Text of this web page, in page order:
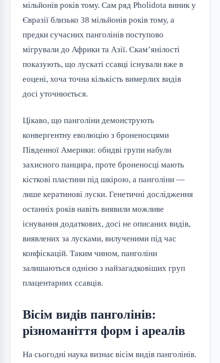
мільйонів років тому. Сам ряд Pholidota виник у
Євразії близько 38 мільйонів років тому, а
предки сучасних панголінів поступово
мігрували до Африки та Азії. Скам’янілості
показують, що лускаті ссавці існували вже в
еоцені, хоча точна кількість вимерлих видів
досі уточнюється.
Цікаво, що панголіни демонструють
конвергентну еволюцію з броненосцями
Південної Америки: обидві групи набули
захисного панцира, проте броненосці мають
кісткові пластини під шкірою, а панголіни —
лише кератинові луски. Генетичні дослідження
останніх років навіть виявили можливе
існування додаткових, досі не описаних видів,
виявлених за лусками, вилученими під час
конфіскацій. Таким чином, панголіни
залишаються однією з найзагадковіших груп
плацентарних ссавців.
Вісім видів панголінів:
різноманіття форм і ареалів
На сьогодні наука визнає вісім видів панголінів.